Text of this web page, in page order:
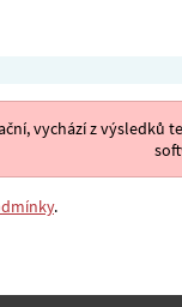
vychází z
.